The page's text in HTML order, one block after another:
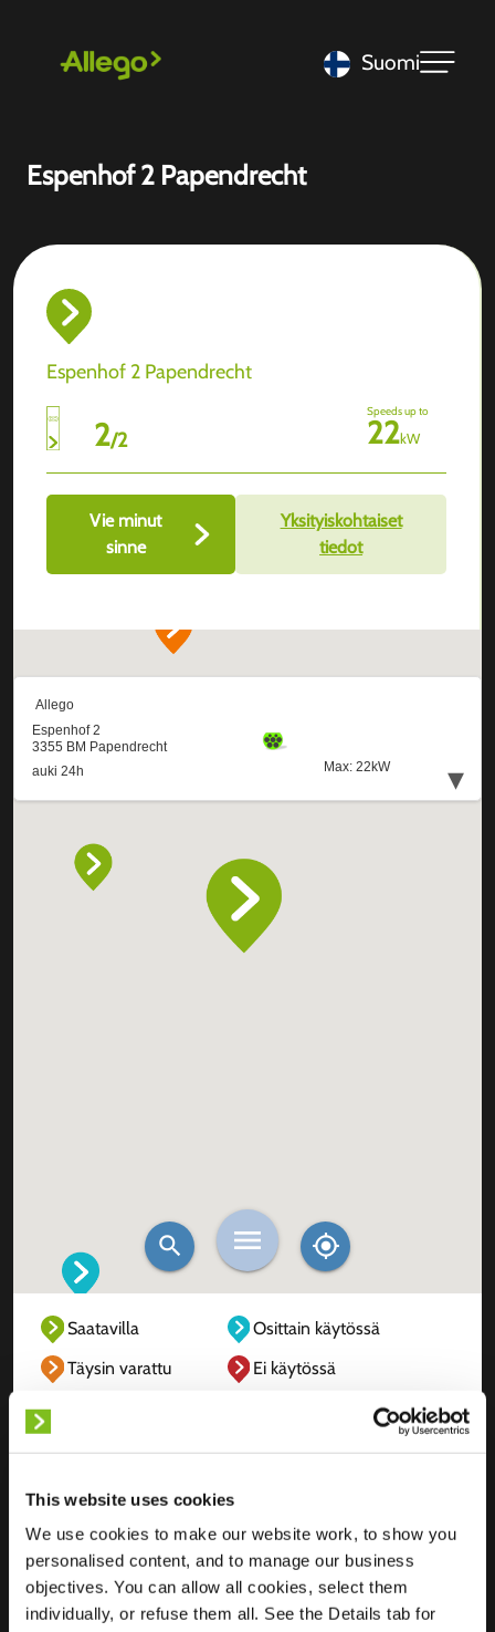
This website uses cookies
We use cookies to make our website work, to show you
personalised content, and to manage our business
objectives. You can allow all cookies, select them
individually, or refuse them all. See the Details tab for
Suomi
Espenhof 2 Papendrecht
Espenhof 2 Papendrecht
2/2
Speeds up to
22kW
Vie minut
sinne
Yksityiskohtaiset
tiedot
Saatavilla
Osittain käytössä
Täysin varattu
Ei käytössä
Sijainti
Espenhof 2
3355 BM
Papendrecht